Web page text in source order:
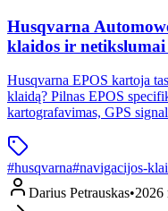
Husqvarna
klaidos ir
Husqvarna EPOS kartoja
klaidą? Pilnas EPOS
kartografavimas, GPS
#husqvarna#navigacijos-
Darius Petrauskas•2026